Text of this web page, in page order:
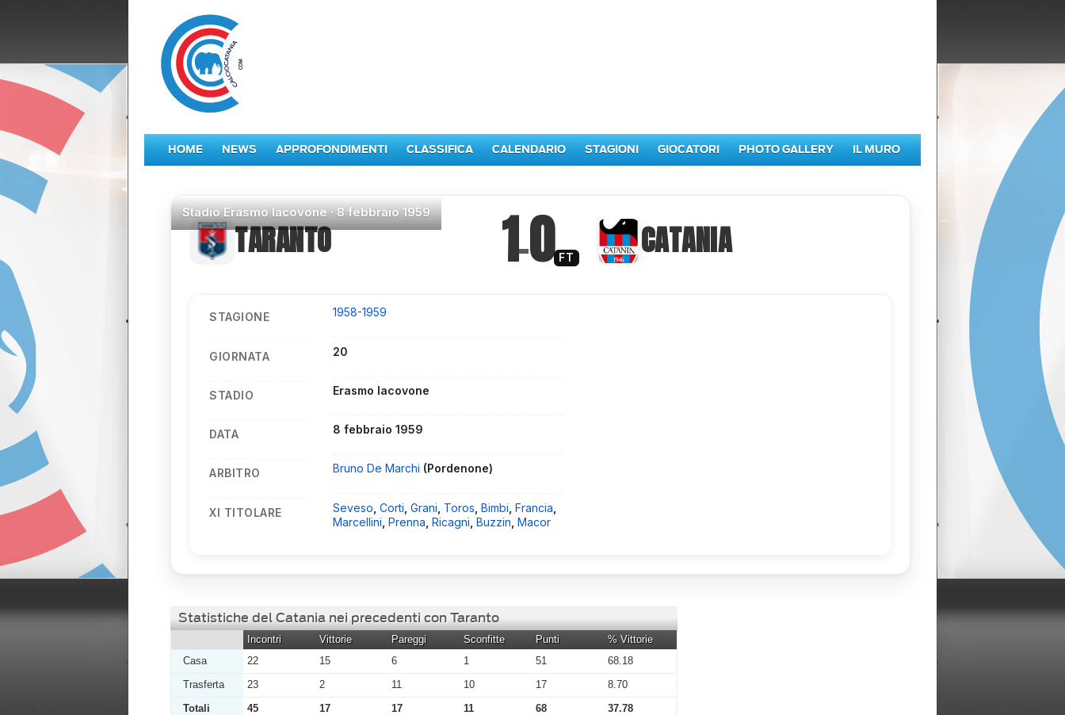
HOME NEWS APPROFONDIMENTI CLASSIFICA CALENDARIO STAGIONI GIOCATORI PHOTO GALLERY IL MURO
StadioErasmo Iacovone ·8 febbraio 1959
TARANTO 1–0 FT CATANIA
STAGIONE 1958-1959
GIORNATA 20
STADIO Erasmo Iacovone
DATA 8 febbraio 1959
ARBITRO Bruno De Marchi (Pordenone)
XI TITOLARE Seveso ,Corti ,Grani Toros ,Bimbi ,Francia
Marcellini ,Prenna ,Ricagni ,Buzzin ,Macor
Statistiche del Catania nei precedenti con Taranto
Incontri Vittorie Pareggi Sconfitte Punti
% Vittorie
Casa
22 15 6 1 51
68.18
Trasferta
23 2 11 10 17
8.70
Totali
45 17 17 11 68 37.78